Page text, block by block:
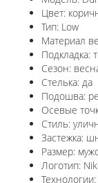
Цвет:
Тип: Low
Материал
Подкладка:
Сезон:
Стелька: да
Подошва:
Осевые
Стиль:
Застежка:
Размер:
Логотип: